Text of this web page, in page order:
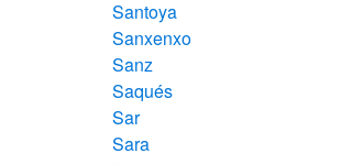
Santoya
Sanxenxo
Sanz
Saqués
Sar
Sara